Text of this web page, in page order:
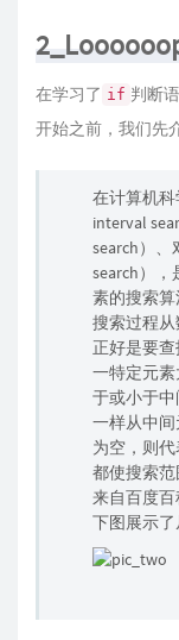
在学习了 if 判断
开始之前，我们先
在计算机
interval
search）
search）
素的搜索算
搜索过程
正好是要
一特定元
于或小于
一样从中
为空，则
都使搜索范
来自百度
下图展示了